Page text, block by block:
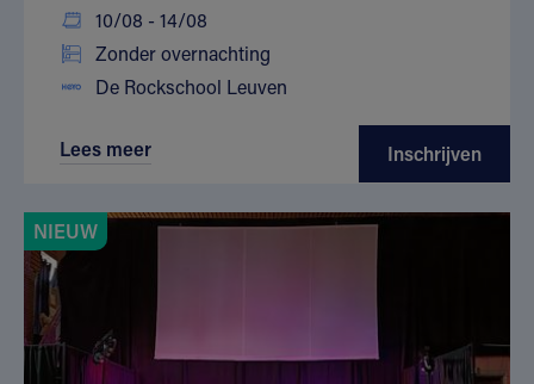
10/08 - 14/08
Zonder overnachting
De Rockschool Leuven
Lees meer Inschrijven
NIEUW